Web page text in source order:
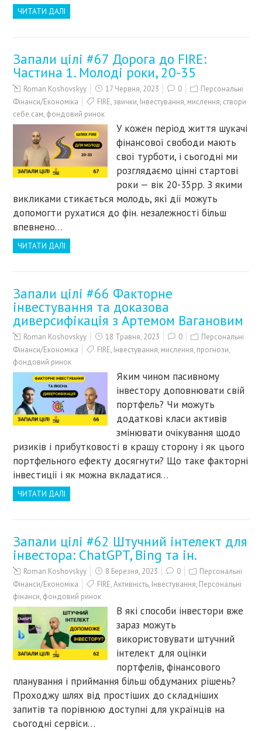
ЧИТАТИ ДАЛІ
Запали цілі #67 Дорога до FIRE:
Частина 1. Молоді роки, 20-35
Roman Koshovskyy 17 Червня, 2023 0
Персональні
Фінанси/Економіка
FIRE,звички, Інвестування, мислення, створи
себе сам, фондовий ринок
У кожен період життя шукачі
фінансової свободи мають
свої турботи, і сьогодні ми
розглядаємо цінні стартові
роки — вік 20-35рр. З якими
викликами стикається молодь, які дії можуть
допомогти рухатися до фін. незалежності більш
впевнено…
ЧИТАТИ ДАЛІ
Запали цілі #66 Факторне
інвестування та доказова
диверсифікація з Артемом Вагановим
Roman Koshovskyy 18 Травня, 2023 0
Персональні
Фінанси/Економіка
FIRE, Інвестування, мислення, прогнози,
фондовий ринок
Яким чином пасивному
інвестору доповнювати свій
портфель? Чи можуть
додаткові класи активів
змінювати очікування щодо
ризиків і прибутковості в кращу сторону і як цього
портфельного ефекту досягнути? Що таке факторні
інвестиції і як можна вкладатися…
ЧИТАТИ ДАЛІ
Запали цілі #62 Штучний інтелект для
інвестора: СhatGPT, Bing та ін.
Roman Koshovskyy 8 Березня, 2023 0
Персональні
Фінанси/Економіка
FIRE,Активність, Інвестування, Персональні
фінанси, фондовий ринок
В які способи інвестори вже
зараз можуть
використовувати штучний
інтелект для оцінки
портфелів, фінансового
планування і приймання більш обдуманих рішень?
Проходжу шлях від простіших до складніших
запитів та порівнюю доступні для українців на
сьогодні сервіси…